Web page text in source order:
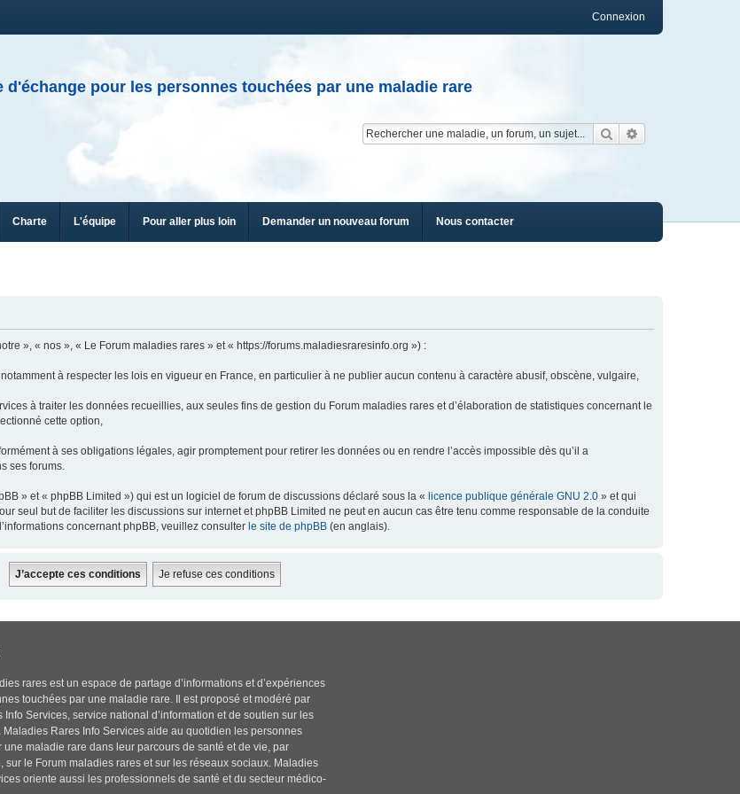
Connexion
d'échange pour les personnes touchées par une maladie rare
Rechercher
Charte L'équipe Pour aller plus loin Demander un nouveau forum Nous contacter
», « nos », « Le Forum maladies rares » et « https://forums.maladiesraresinfo.org ») :
à respecter les lois en vigueur en France, en particulier à ne publier aucun contenu à caractère abusif, obscène, vulgaire,
à traiter les données recueillies, aux seules fins de gestion du Forum maladies rares et d’élaboration de statistiques concernant le
cette option,
à ses obligations légales, agir promptement pour retirer les données ou en rendre l’accès impossible dès qu’il a
ses forums.
» et « phpBB Limited ») qui est un logiciel de forum de discussions déclaré sous la « licence publique générale GNU 2.0 » et qui
seul but de faciliter les discussions sur internet et phpBB Limited ne peut en aucun cas être tenu comme responsable de la conduite
concernant phpBB, veuillez consulter le site de phpBB (en anglais).
rares est un espace de partage d’informations et d’expériences
touchées par une maladie rare. Il est proposé et modéré par
Info Services, service national d’information et de soutien sur les
Maladies Rares Info Services aide au quotidien les personnes
une maladie rare dans leur parcours de santé et de vie, par
sur le Forum maladies rares et sur les réseaux sociaux. Maladies
oriente aussi les professionnels de santé et du secteur médico-